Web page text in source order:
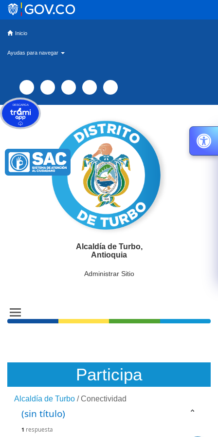
Inicio
Ayudas para navegar
Alcaldía de Turbo,
Antioquia
Administrar Sitio
Participa
Alcaldía de Turbo /Conectividad
(sin título)
1 respuesta
DESCARGA